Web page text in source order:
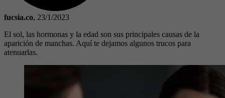
fucsia.co, 23/1/2023
El sol, las hormonas y la edad son sus principales causas de la
aparición de manchas. Aquí te dejamos algunos trucos para
atenuarlas.